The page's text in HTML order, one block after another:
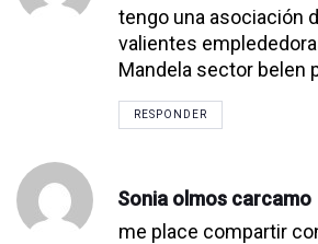
tengo una asociación
valientes
Mandela sector belen
RESPONDER
Sonia olmos carcamo
me place compartir